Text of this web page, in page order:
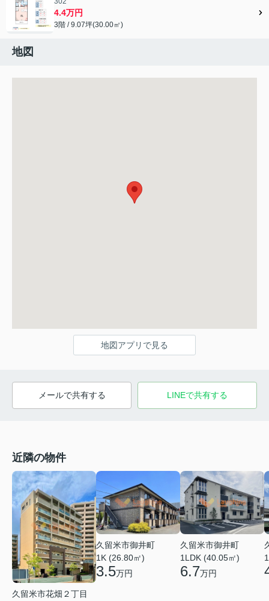
4.4万円
3階 / 9.07坪(30.00㎡)
地図
地図アプリで見る
メールで共有する LINEで共有する
近隣の物件
久留米市花畑２丁目
久留米市御井町
1K (26.80㎡)
3.5万円
久留米市御井町
1LDK (40.05㎡)
6.7万円